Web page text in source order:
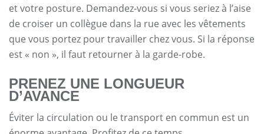
et votre posture. Demandez-vous si vous seriez à l’aise
de croiser un collègue dans la rue avec les vêtements
que vous portez pour travailler chez vous. Si la réponse
est « non », il faut retourner à la garde-robe.
PRENEZ UNE LONGUEUR
D’AVANCE
Éviter la circulation ou le transport en commun est un